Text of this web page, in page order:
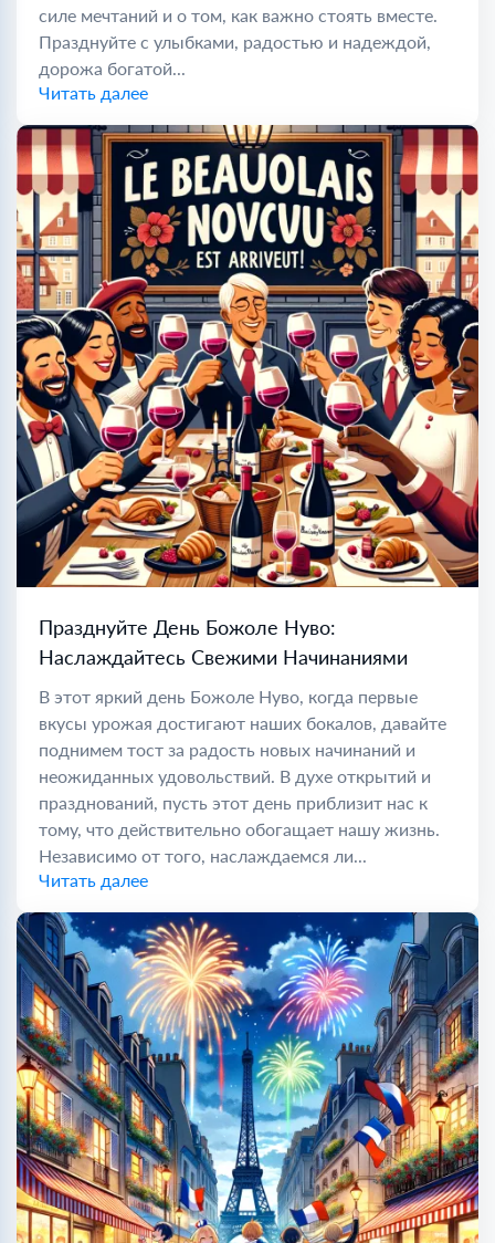
силе мечтаний и о том, как важно стоять вместе.
Празднуйте с улыбками, радостью и надеждой,
дорожа богатой...
Читать далее
Празднуйте День Божоле Нуво:
Наслаждайтесь Свежими Начинаниями
В этот яркий день Божоле Нуво, когда первые
вкусы урожая достигают наших бокалов, давайте
поднимем тост за радость новых начинаний и
неожиданных удовольствий. В духе открытий и
празднований, пусть этот день приблизит нас к
тому, что действительно обогащает нашу жизнь.
Независимо от того, наслаждаемся ли...
Читать далее